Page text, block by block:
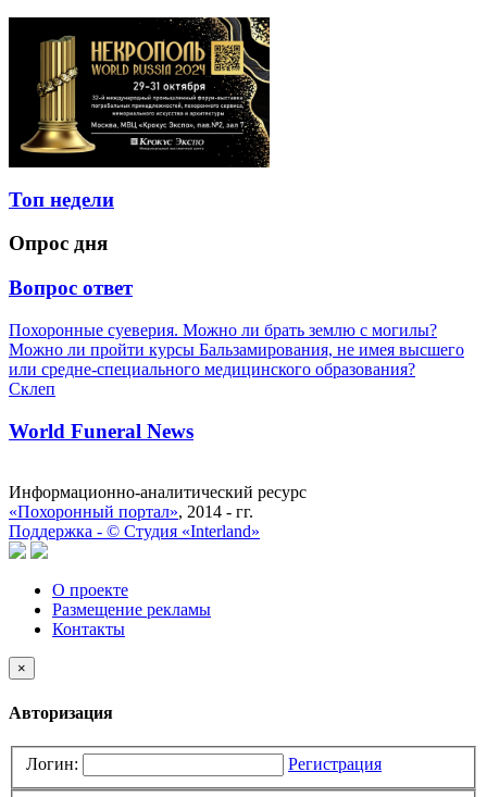
Топ недели
Опрос дня
Вопрос ответ
Похоронные суеверия. Можно ли брать землю с могилы?
Можно ли пройти курсы Бальзамирования, не имея высшего
или средне-специального медицинского образования?
Склеп
World Funeral News
Информационно-аналитический ресурс
«Похоронный портал», 2014 - гг.
Поддержка - © Cтудия «Interland»
О проекте
Размещение рекламы
Контакты
×
Авторизация
Логин: Регистрация